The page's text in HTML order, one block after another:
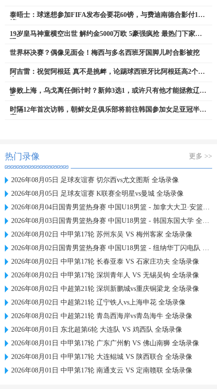
泰晤士：球迷想参加FIFA发布会要花60镑，与费迪南德合影付126
19岁皇马神童横空出世 解约金5000万欧 5豪强疯抢 最热门下家浮
世界杯决赛？偶像见面会！梅西与多名西班牙国脚儿时合影被挖
阿吉雷：祝贺阿根廷 真不是挑衅，论踢球西班牙比阿根廷高2个档
惨败上海，乌戈离任倒计时？新帅3选1，或许只有他才能拯救辽宁
时隔12年首次访韩，朝鲜女足俱乐部将前往韩国参加女足亚冠半决
热门录像 更多 >>
2026年08月05日 足球友谊赛 切尔西vs尤文图斯 全场录像
2026年08月05日 足球友谊赛 K联赛全明星vs曼城 全场录像
2026年08月04日国青男篮热身赛 中国U18男篮 - 加拿大大卫·安篮球学院 全场录像
2026年08月03日国青男篮热身赛 中国U18男篮 - 韩国东国大学 全场录像
2026年08月02日 中甲第17轮 苏州东吴 VS 梅州客家 全场录像
2026年08月02日国青男篮热身赛 中国U18男篮 - 纽纳华丁闪电队 全场录像
2026年08月02日 中甲第17轮 长春亚泰 VS 石家庄功夫 全场录像
2026年08月02日 中甲第17轮 深圳青年人 VS 无锡吴钩 全场录像
2026年08月02日 中超第21轮 深圳新鹏城vs重庆铜梁龙 全场录像
2026年08月02日 中超第21轮 辽宁铁人vs上海申花 全场录像
2026年08月02日 中超第21轮 青岛西海岸vs青岛海牛 全场录像
2026年08月01日 东北超第6轮 大连队 VS 鸡西队 全场录像
2026年08月01日 中甲第17轮 广东广州豹 VS 佛山南狮 全场录像
2026年08月01日 中甲第17轮 大连鲲城 VS 陕西联合 全场录像
2026年08月01日 中甲第17轮 南通支云 VS 定南赣联 全场录像